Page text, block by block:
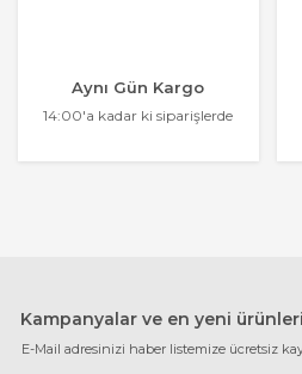
Aynı Gün Kargo
14:00'a kadar ki siparişlerde
Kampanyalar ve en yeni
E-Mail adresinizi haber listemize ücretsiz